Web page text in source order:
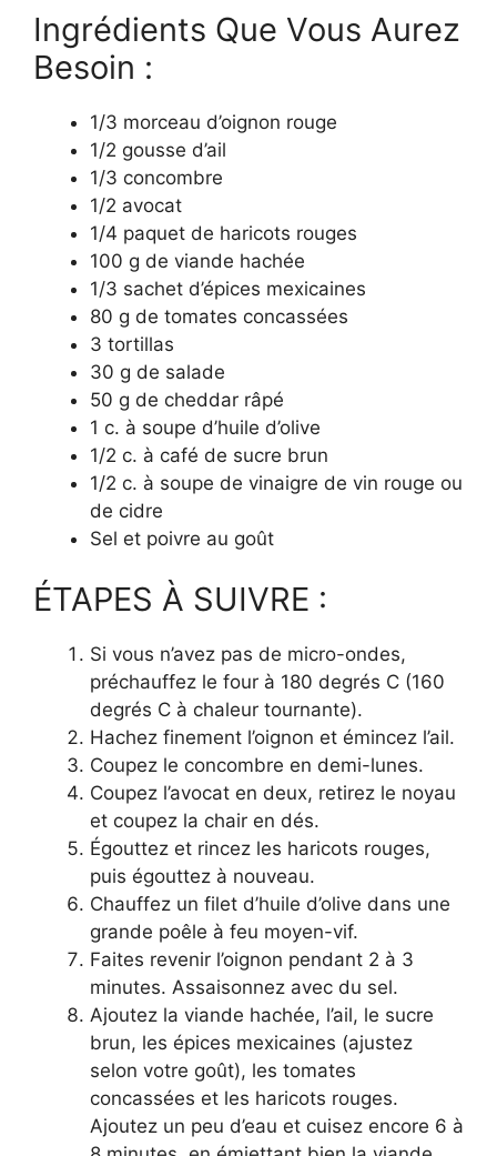
Ingrédients Que Vous Aurez
Besoin :
1/3 morceau d’oignon rouge
1/2 gousse d’ail
1/3 concombre
1/2 avocat
1/4 paquet de haricots rouges
100 g de viande hachée
1/3 sachet d’épices mexicaines
80 g de tomates concassées
3 tortillas
30 g de salade
50 g de cheddar râpé
1 c. à soupe d’huile d’olive
1/2 c. à café de sucre brun
1/2 c. à soupe de vinaigre de vin rouge ou
de cidre
Sel et poivre au goût
ÉTAPES À SUIVRE :
Si vous n’avez pas de micro-ondes,
préchauffez le four à 180 degrés C (160
degrés C à chaleur tournante).
Hachez finement l’oignon et émincez l’ail.
Coupez le concombre en demi-lunes.
Coupez l’avocat en deux, retirez le noyau
et coupez la chair en dés.
Égouttez et rincez les haricots rouges,
puis égouttez à nouveau.
Chauffez un filet d’huile d’olive dans une
grande poêle à feu moyen-vif.
Faites revenir l’oignon pendant 2 à 3
minutes. Assaisonnez avec du sel.
Ajoutez la viande hachée, l’ail, le sucre
brun, les épices mexicaines (ajustez
selon votre goût), les tomates
concassées et les haricots rouges.
Ajoutez un peu d’eau et cuisez encore 6 à